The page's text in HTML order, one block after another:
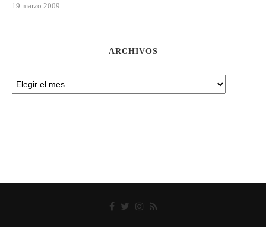
19 marzo 2009
ARCHIVOS